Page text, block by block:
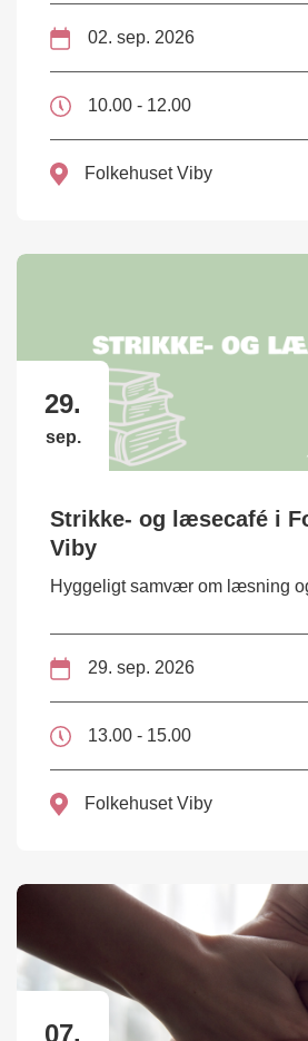
02. sep. 2026
10.00 - 12.00
Folkehuset Viby
29.
sep.
Strikke- og læsecafé i
Viby
Hyggeligt samvær om læsning
29. sep. 2026
13.00 - 15.00
Folkehuset Viby
07.